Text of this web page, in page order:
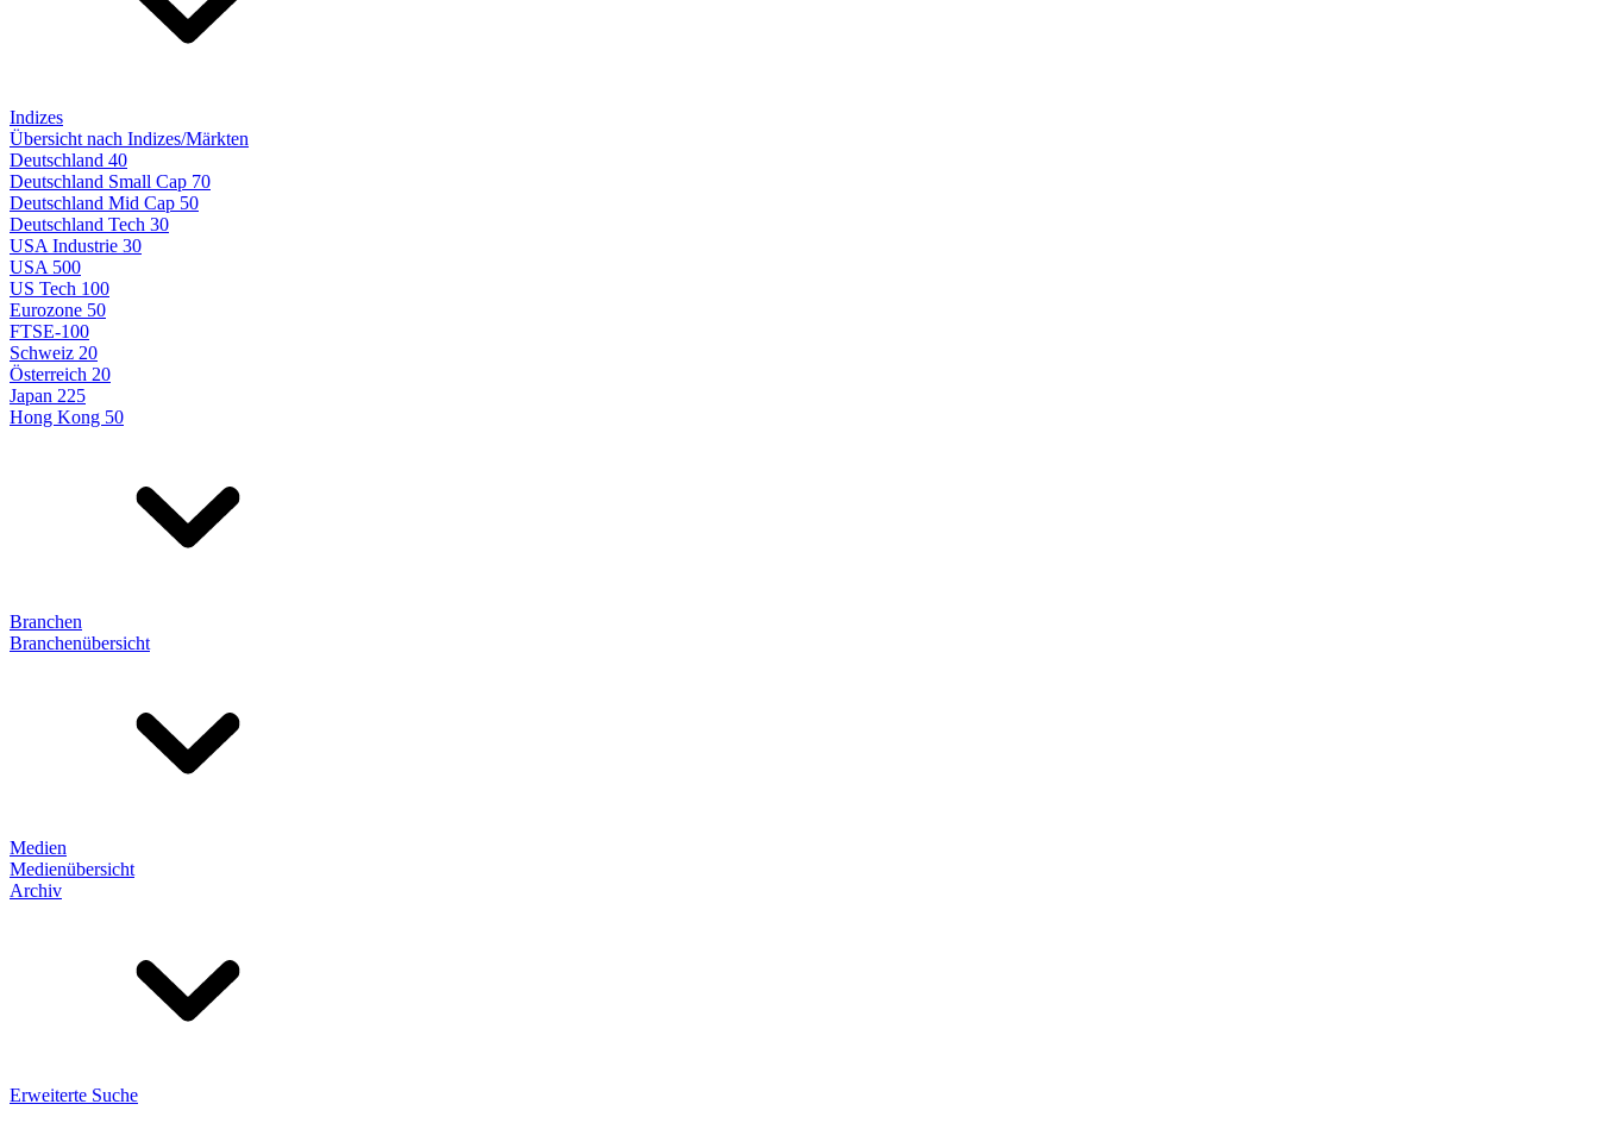
Indizes
Übersicht nach Indizes/Märkten
Deutschland 40
Deutschland Small Cap 70
Deutschland Mid Cap 50
Deutschland Tech 30
USA Industrie 30
USA 500
US Tech 100
Eurozone 50
FTSE-100
Schweiz 20
Österreich 20
Japan 225
Hong Kong 50
Branchen
Branchenübersicht
Medien
Medienübersicht
Archiv
Erweiterte Suche